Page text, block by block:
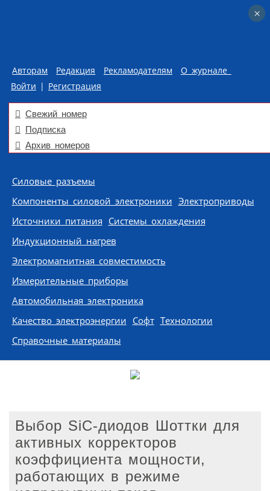
Авторам Редакция Рекламодателям
О журнале
Войти | Регистрация
Свежий номер
Подписка
Архив номеров
Skip to content
Силовые разъемы
Компоненты силовой электроники Электроприводы
Источники питания Системы охлаждения
Индукционный нагрев
Электромагнитная совместимость
Измерительные приборы
Автомобильная электроника
Качество электроэнергии Софт Технологии
Справочные материалы
Выбор SiC-диодов Шоттки для
активных корректоров
коэффициента мощности,
работающих в режиме
×
×